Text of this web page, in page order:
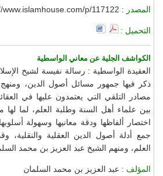
المصدر : www.islamhouse.com/p/117122
التحميل :
الكواشف الجلية عن معاني الواسطية
العقيدة الواسطية : رسالة نفيسة لشيخ
ذكر فيها جمهور مسائل أصول الدين،
مصادر التلقي التي يعتمدون عليها في
بين علماء أهل السنة وطلبة العلم، لما
اختصار ألفاظها ودقة معانيها وسهولة
جمع أدلة أصول الدين العقلية والنقلية،
العلم، ومنهم الشيخ عبد العزيز بن محمد
المؤلف : عبد العزيز بن محمد السلمان